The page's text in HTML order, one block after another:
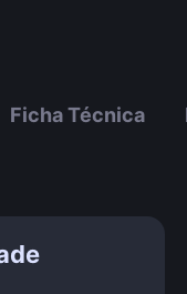
Ficha Técnica